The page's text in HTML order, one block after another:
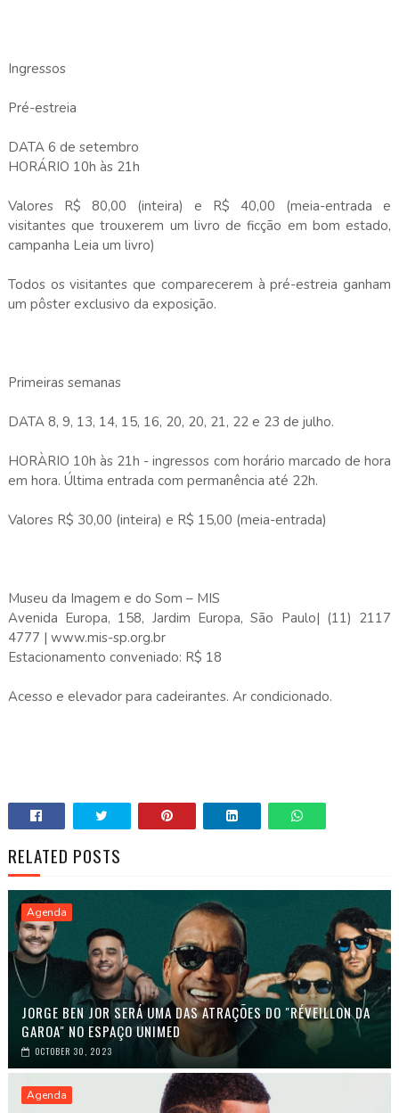
Ingressos
Pré-estreia
DATA 6 de setembro
HORÁRIO 10h às 21h
Valores R$ 80,00 (inteira) e R$ 40,00 (meia-entrada e
visitantes que trouxerem um livro de ficção em bom estado,
campanha Leia um livro)
Todos os visitantes que comparecerem à pré-estreia ganham
um pôster exclusivo da exposição.
Primeiras semanas
DATA 8, 9, 13, 14, 15, 16, 20, 20, 21, 22 e 23 de julho.
HORÀRIO 10h às 21h - ingressos com horário marcado de hora
em hora. Última entrada com permanência até 22h.
Valores R$ 30,00 (inteira) e R$ 15,00 (meia-entrada)
Museu da Imagem e do Som – MIS
Avenida Europa, 158, Jardim Europa, São Paulo| (11) 2117
4777 | www.mis-sp.org.br
Estacionamento conveniado: R$ 18
Acesso e elevador para cadeirantes. Ar condicionado.
RELATED POSTS
Agenda
JORGE BEN JOR SERÁ UMA DAS ATRAÇÕES DO "RÉVEILLON DA
GAROA" NO ESPAÇO UNIMED
OCTOBER 30, 2023
Agenda